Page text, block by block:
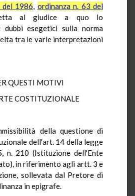
del 1986, ordinanza n. 63 del
al giudice a quo lo
dubbi esegetici sulla norma
tra le varie interpretazioni
QUESTI MOTIVI
COSTITUZIONALE
della questione di
dell'art. 14 della legge
n. 210 (Istituzione dell'Ente
in riferimento agli artt. 3 e
sollevata dal Pretore di
in epigrafe.